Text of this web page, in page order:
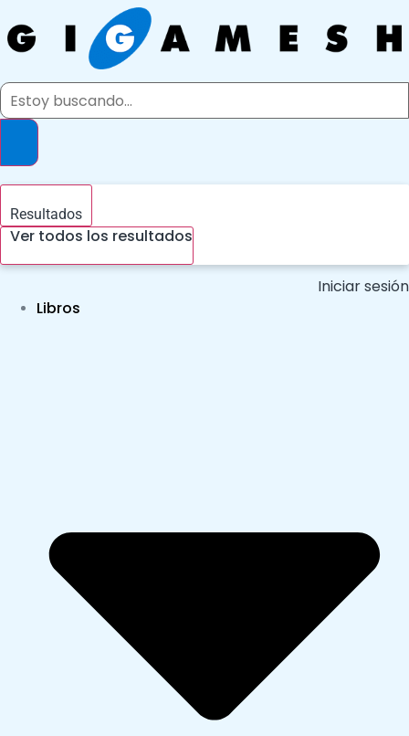
al
contenido
Search
Resultados
Ver todos los resultados
Iniciar sesión
Libros